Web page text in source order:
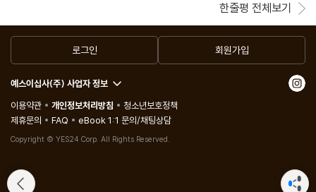
한줄평 전체보기
로그인 회원가입
예스이십사(주) 사업자 정보
이용약관
개인정보처리방침
청소년보호정책
제휴문의
FAQ eBook 1:1 문의/채팅상담
Copyright © YES24 Corp. All Rights Reserved.